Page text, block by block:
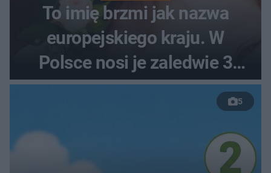
To imię brzmi jak nazwa
europejskiego kraju. W
Polsce nosi je zaledwie 3
kobiety
5